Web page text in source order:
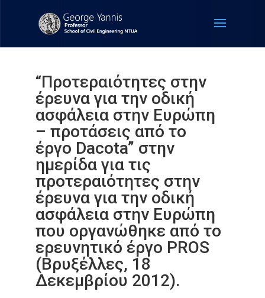
“Προτεραιότητες στην
έρευνα για την οδική
ασφάλεια στην Ευρώπη
– προτάσεις από το
έργο Dacota” στην
ημερίδα για τις
προτεραιότητες στην
έρευνα για την οδική
ασφάλεια στην Ευρώπη
που οργανώθηκε από το
ερευνητικό έργο PROS
(Βρυξέλλες, 18
Δεκεμβρίου 2012).